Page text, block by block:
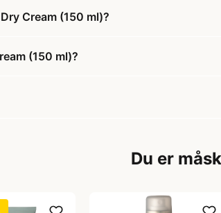
Cream (150 ml)?
(150 ml)?
Du er